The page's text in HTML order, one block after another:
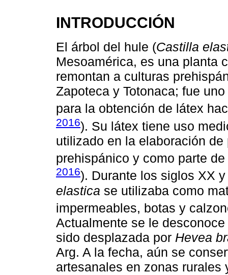
INTRODUCCIÓN
El árbol del hule (Castilla
Mesoamérica, es una planta
remontan a culturas
Zapoteca y Totonaca; fue
para la obtención de látex
2016). Su látex tiene uso
utilizado en la elaboración
prehispánico y como parte
2016). Durante los siglos XX
elastica se utilizaba como
impermeables, botas y
Actualmente se le
sido desplazada por Hevea
Arg. A la fecha, aún se
artesanales en zonas